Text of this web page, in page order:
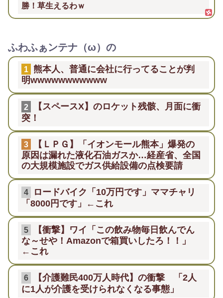
勝！草生えるわｗ
ふわふぁンテナ（ω）の
1
熊本人、普通に会社に行ってることが判
明wwwwwwwwwww
2
【スペースX】のロケット残骸、月面に衝
突！
3
【ＬＰＧ】「イオンモール熊本」爆発の
原因は漏れた液化石油ガスか…経産省、全国
の大規模施設でガス供給設備の点検要請
4
ロードバイク「10万円です」ママチャリ
「8000円です」←これ
5
【衝撃】ワイ「この飲み物毎日飲んでん
な～せや！Amazonで箱買いしたろ！！」
←これ
6
【介護難民400万人時代】の衝撃 「2人
に1人が介護を受けられなくなる事態」